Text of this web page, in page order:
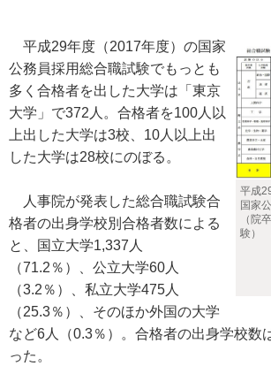
平成
国家
（院
験）
平成29年度（2017年度）の国家
公務員採用総合職試験でもっとも
多く合格者を出した大学は「東京
大学」で372人。合格者を100人以
上出した大学は3校、10人以上出
した大学は28校にのぼる。
人事院が発表した総合職試験合
格者の出身学校別合格者数による
と、国立大学1,337人
（71.2％）、公立大学60人
（3.2％）、私立大学475人
（25.3％）、そのほか外国の大学
など6人（0.3％）。合格者の出身学校数
った。